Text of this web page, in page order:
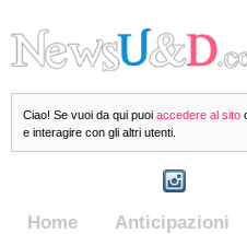
Ciao! Se vuoi da qui puoi accedere al sito
e interagire con gli altri utenti.
Home Anticipazioni